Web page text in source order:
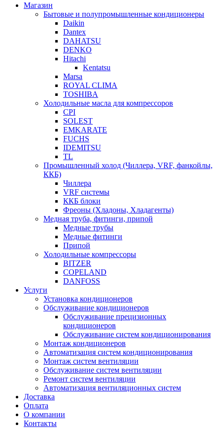
Магазин
Бытовые и полупромышленные кондиционеры
Daikin
Dantex
DAHATSU
DENKO
Hitachi
Kentatsu
Marsa
ROYAL CLIMA
TOSHIBA
Холодильные масла для компрессоров
CPI
SOLEST
EMKARATE
FUCHS
IDEMITSU
TL
Промышленный холод (Чиллера, VRF, фанкойлы,
ККБ)
Чиллера
VRF системы
ККБ блоки
Фреоны (Хладоны, Хладагенты)
Медная труба, фитинги, припой
Медные трубы
Медные фитинги
Припой
Холодильные компрессоры
BITZER
COPELAND
DANFOSS
Услуги
Установка кондиционеров
Обслуживание кондиционеров
Обслуживание прецизионных
кондиционеров
Обслуживание систем кондиционирования
Монтаж кондиционеров
Автоматизация систем кондиционирования
Монтаж систем вентиляции
Обслуживание систем вентиляции
Ремонт систем вентиляции
Автоматизация вентиляционных систем
Доставка
Оплата
О компании
Контакты